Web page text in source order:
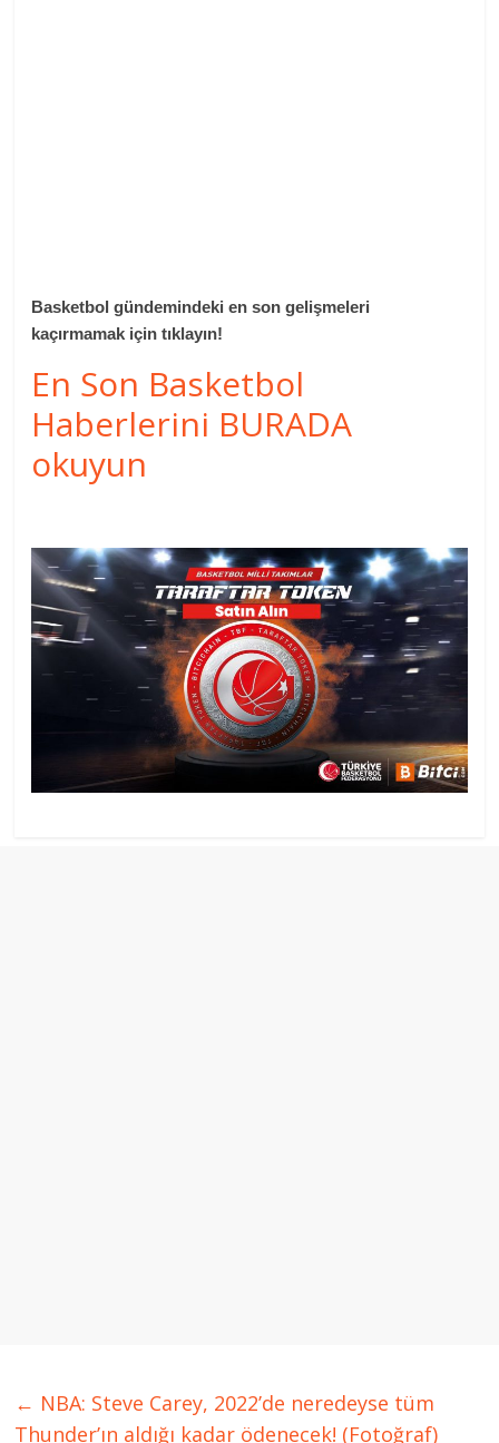
Basketbol gündemindeki en son gelişmeleri
kaçırmamak için tıklayın!
En Son Basketbol
Haberlerini BURADA
okuyun
← NBA: Steve Carey, 2022’de neredeyse tüm
Thunder’ın aldığı kadar ödenecek! (Fotoğraf)